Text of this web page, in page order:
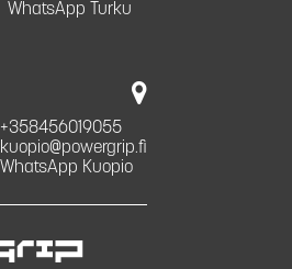
WhatsApp Turku
+358456019055
kuopio@powergrip.fi
WhatsApp Kuopio